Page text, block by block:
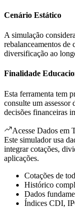
Cenário Estático
A simulação
rebalanceamentos de
diversificação ao
Finalidade
Esta ferramenta tem
consulte um
decisões financeiras
Acesse Dados em
Este simulador usa
integrar cotações,
aplicações.
Cotações de
Histórico
Dados
Índices CDI,